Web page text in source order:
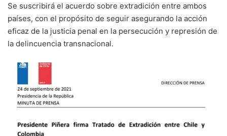
Se suscribirá el acuerdo sobre extradición entre ambos
países, con el propósito de seguir asegurando la acción
eficaz de la justicia penal en la persecución y represión de
la delincuencia transnacional.